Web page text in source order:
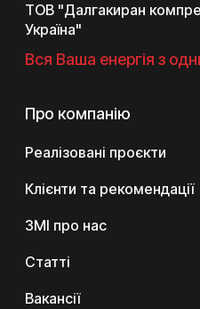
ТОВ "Далгакиран
Україна"
Вся Ваша енергія з
Про компанію
Реалізовані проєкти
Клієнти та рекомендації
ЗМІ про нас
Статті
Вакансії